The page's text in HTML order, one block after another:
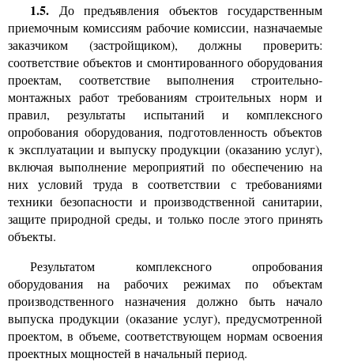
1.5.
До предъявления объектов государственным
приемочным комиссиям рабочие комиссии, назначаемые
заказчиком (застройщиком), должны проверить:
соответствие объектов и смонтированного оборудования
проектам, соответствие выполнения строительно-
монтажных работ требованиям строительных норм и
правил, результаты испытаний и комплексного
опробования оборудования, подготовленность объектов
к эксплуатации и выпуску продукции (оказанию услуг),
включая выполнение мероприятий по обеспечению на
них условий труда в соответствии с требованиями
техники безопасности и производственной санитарии,
защите природной среды, и только после этого принять
объекты.
Результатом комплексного опробования
оборудования на рабочих режимах по объектам
производственного назначения должно быть начало
выпуска продукции (оказание услуг), предусмотренной
проектом, в объеме, соответствующем нормам освоения
проектных мощностей в начальный период.